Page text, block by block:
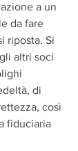
a un
da fare
riposta. Si
altri soci
di
così
fiduciaria